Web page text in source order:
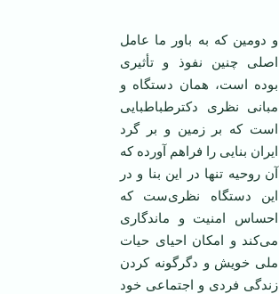
و دومین که به باور ما عامل
اصلی چنین نفوذ و تأثیری
بوده است،‌‌ همان دستگاه و
مبانی نظری دکترطباطبایی
است که بر زمین و بر گرد
ایران بنایی را فراهم آورده که
آن روحیه تنها در این بنا و در
این دستگاه نظری‌ست که
احساس امنیت و ماندگاری
می‌کند و امکان احیای حیات
ملی خویش و دگرگونه کردن
زندگی فردی و اجتماعی خود